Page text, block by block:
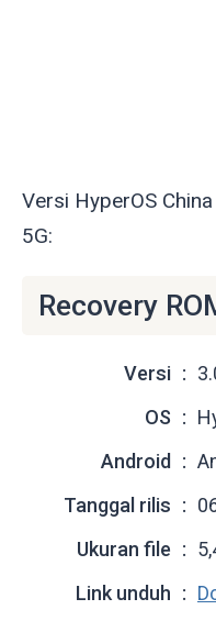
Versi HyperOS
5G:
Recovery
Versi
OS
Android
Tanggal rilis
Ukuran file
Link unduh